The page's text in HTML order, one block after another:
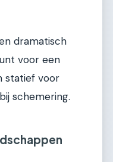
dramatisch
voor een
statief voor
schemering.